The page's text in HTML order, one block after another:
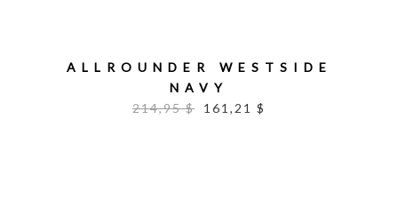
ALLROUNDER WESTSIDE
NAVY
214,95 $
161,21 $